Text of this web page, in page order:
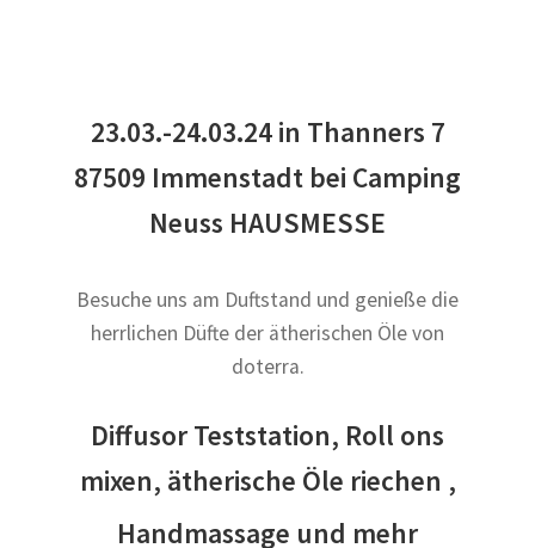
23.03.-24.03.24 in Thanners 7
87509 Immenstadt bei Camping
Neuss HAUSMESSE
Besuche uns am Duftstand und genieße die
herrlichen Düfte der ätherischen Öle von
doterra.
Diffusor Teststation, Roll ons
mixen, ätherische Öle riechen ,
Handmassage und mehr